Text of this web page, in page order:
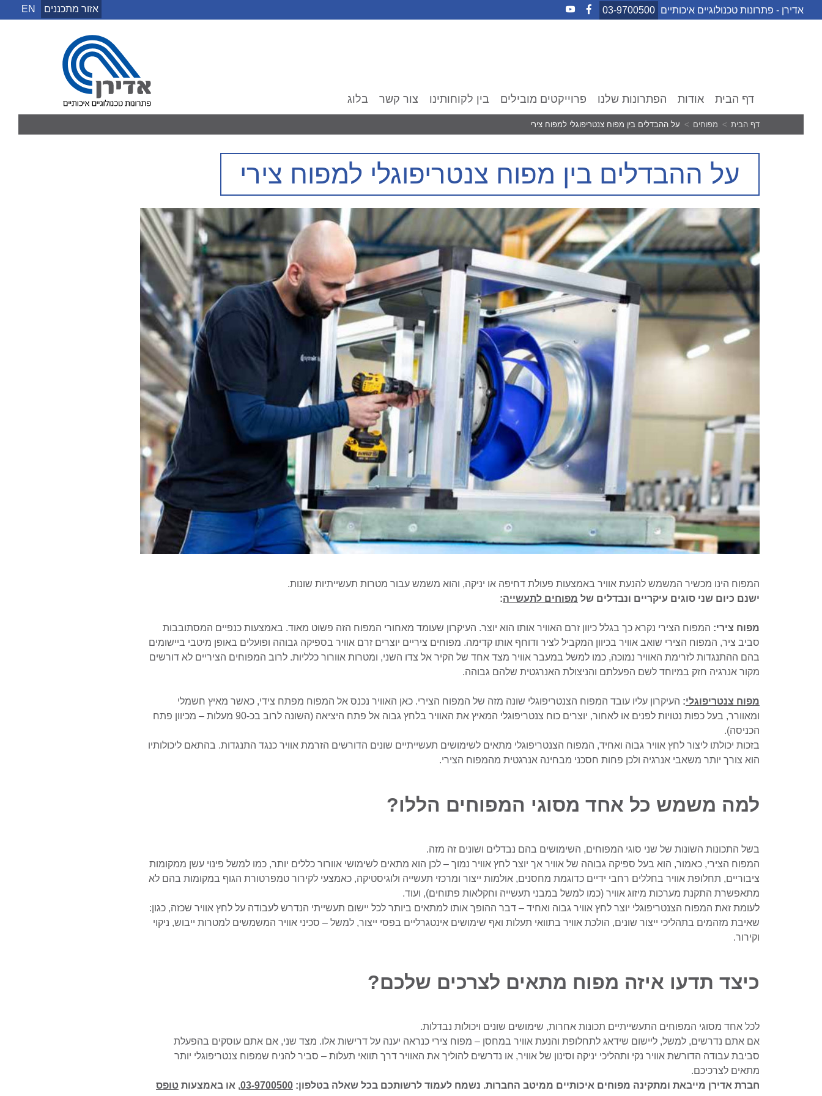
Skip
to
אדירן - פתרונות טכנולוגיים איכותיים 03-9700500 אזור מתכננים EN
דף הבית אודות הפתרונות שלנו פרוייקטים מובילים בין לקוחותינו צור קשר בלוג
דף הבית מפוחים על ההבדלים בין מפוח צנטריפוגלי למפוח צירי
על ההבדלים בין מפוח צנטריפוגלי למפוח צירי
המפוח הינו מכשיר המשמש להנעת אוויר באמצעות פעולת דחיפה או יניקה, והוא משמש עבור מטרות תעשייתיות שונות.
ישנם כיום שני סוגים עיקריים ונבדלים של מפוחים לתעשייה:
מפוח צירי: המפוח הצירי נקרא כך בגלל כיוון זרם האוויר אותו הוא יוצר. העיקרון שעומד מאחורי המפוח הזה פשוט מאוד. באמצעות כנפיים המסתובבות
סביב ציר, המפוח הצירי שואב אוויר בכיוון המקביל לציר ודוחף אותו קדימה. מפוחים ציריים יוצרים זרם אוויר בספיקה גבוהה ופועלים באופן מיטבי ביישומים
בהם ההתנגדות לזרימת האוויר נמוכה, כמו למשל במעבר אוויר מצד אחד של הקיר אל צדו השני, ומטרות אוורור כלליות. לרוב המפוחים הציריים לא דורשים
מקור אנרגיה חזק במיוחד לשם הפעלתם והניצולת האנרגטית שלהם גבוהה.
מפוח צנטריפוגלי: העיקרון עליו עובד המפוח הצנטריפוגלי שונה מזה של המפוח הצירי. כאן האוויר נכנס אל המפוח מפתח צידי, כאשר מאיץ חשמלי
ומאוורר, בעל כפות נטויות לפנים או לאחור, יוצרים כוח צנטריפוגלי המאיץ את האוויר בלחץ גבוה אל פתח היציאה (השונה לרוב בכ-90 מעלות – מכיוון פתח
הכניסה).
בזכות יכולתו ליצור לחץ אוויר גבוה ואחיד, המפוח הצנטריפוגלי מתאים לשימושים תעשייתיים שונים הדורשים הזרמת אוויר כנגד התנגדות. בהתאם ליכולותיו
הוא צורך יותר משאבי אנרגיה ולכן פחות חסכני מבחינה אנרגטית מהמפוח הצירי.
למה משמש כל אחד מסוגי המפוחים הללו?
בשל התכונות השונות של שני סוגי המפוחים, השימושים בהם נבדלים ושונים זה מזה.
המפוח הצירי, כאמור, הוא בעל ספיקה גבוהה של אוויר אך יוצר לחץ אוויר נמוך – לכן הוא מתאים לשימושי אוורור כללים יותר, כמו למשל פינוי עשן ממקומות
ציבוריים, תחלופת אוויר בחללים רחבי ידיים כדוגמת מחסנים, אולמות ייצור ומרכזי תעשייה ולוגיסטיקה, כאמצעי לקירור טמפרטורת הגוף במקומות בהם לא
מתאפשרת התקנת מערכות מיזוג אוויר (כמו למשל במבני תעשייה וחקלאות פתוחים), ועוד.
לעומת זאת המפוח הצנטריפוגלי יוצר לחץ אוויר גבוה ואחיד – דבר ההופך אותו למתאים ביותר לכל יישום תעשייתי הנדרש לעבודה על לחץ אוויר שכזה, כגון:
שאיבת מזהמים בתהליכי ייצור שונים, הולכת אוויר בתוואי תעלות ואף שימושים אינטגרליים בפסי ייצור, למשל – סכיני אוויר המשמשים למטרות ייבוש, ניקוי
וקירור.
כיצד תדעו איזה מפוח מתאים לצרכים שלכם?
לכל אחד מסוגי המפוחים התעשייתיים תכונות אחרות, שימושים שונים ויכולות נבדלות.
אם אתם נדרשים, למשל, ליישום שידאג לתחלופת והנעת אוויר במחסן – מפוח צירי כנראה יענה על דרישות אלו. מצד שני, אם אתם עוסקים בהפעלת
סביבת עבודה הדורשת אוויר נקי ותהליכי יניקה וסינון של אוויר, או נדרשים להוליך את האוויר דרך תוואי תעלות – סביר להניח שמפוח צנטריפוגלי יותר
מתאים לצרכיכם.
חברת אדירן מייבאת ומתקינה מפוחים איכותיים ממיטב החברות. נשמח לעמוד לרשותכם בכל שאלה בטלפון: 03-9700500, או באמצעות טופס